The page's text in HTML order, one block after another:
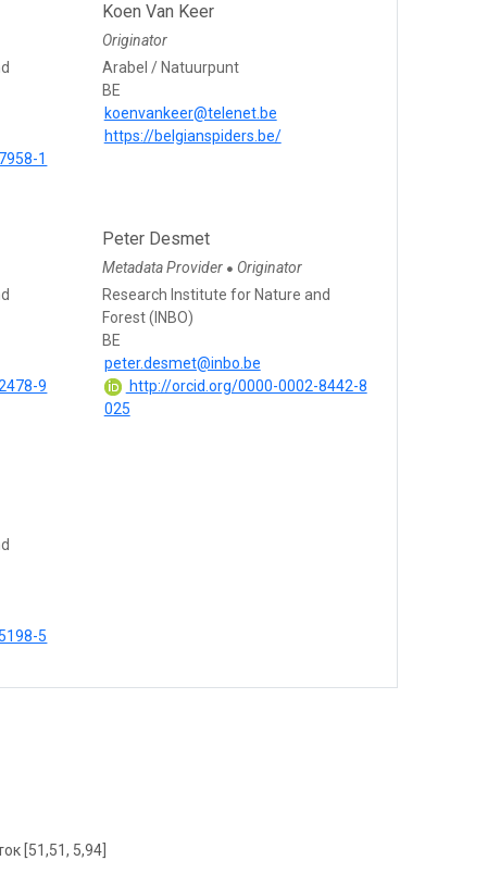
1
Koen Van Keer
Originator
Arabel / Natuurpunt
BE
koenvankeer@telenet.be
https://belgianspiders.be/
9
Peter Desmet
Metadata Provider ● Originator
Research Institute for Nature and
Forest (INBO)
BE
peter.desmet@inbo.be
http://orcid.org/0000-0002-8442-8
025
5
[51,51, 5,94]